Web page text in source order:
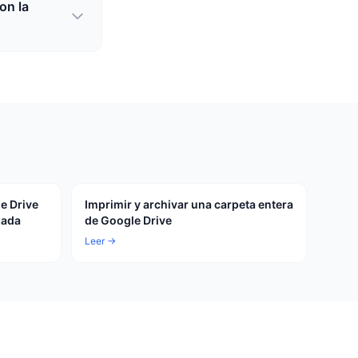
la
Drive
Imprimir y archivar una carpeta entera
de Google Drive
Leer →